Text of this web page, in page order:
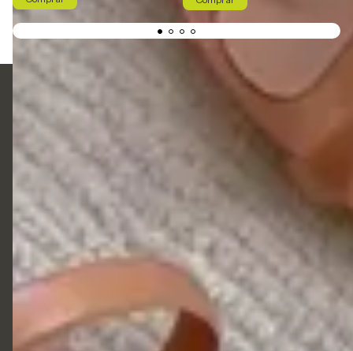
5511920441166
01192044-1166 Vendedora Sara
Liazzishoes.adm@gmail.com
Liazzi Shoes Onde estamos: R:Joaquim Bernardes Borges 489
centro Itu
Início
Quem Somos